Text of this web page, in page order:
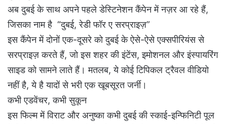
अब दुबई के साथ अपने पहले डेस्टिनेशन कैंपेन में नज़र आ रहे हैं,
जिसका नाम है “दुबई, रेडी फॉर ए सरप्राइज़”
इस कैंपेन में दोनों एक-दूसरे को दुबई के ऐसे-ऐसे एक्सपीरियंस से
सरप्राइज़ करते हैं, जो इस शहर की इंटेंस, इमोशनल और इंस्पायरिंग
साइड को सामने लाते हैं। मतलब, ये कोई टिपिकल ट्रैवल वीडियो
नहीं है, ये है यादों से भरी एक खूबसूरत जर्नी।
कभी एडवेंचर, कभी सुकून
इस फिल्म में विराट और अनुष्का कभी दुबई की स्काई-इन्फिनिटी पूल